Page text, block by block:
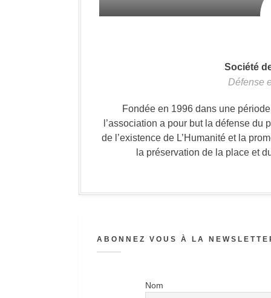
Société
Défense
Fondée en 1996 dans une
l’association a pour but la défense
de l’existence de L’Humanité et la
la préservation de la place et
ABONNEZ VOUS À LA
Nom